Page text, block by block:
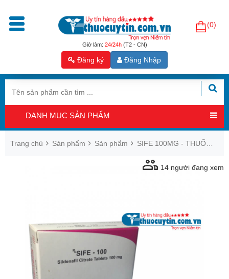
Giờ làm: 24/24h(T2 - CN)
(0)
Đăng ký Đăng Nhập
Trang
phẩm
Tăng
sinh
lý
nam
Hỗ
trợ
sản
nữ
DANH MỤC SẢN PHẨM
Trang chủ Sản phẩm Sản phẩm
14 người đang xem